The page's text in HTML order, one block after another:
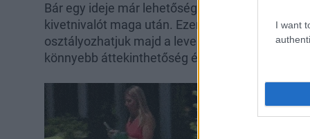
I want
Bár egy ideje már lehetőség van csevegni az
kivetnivalót maga után. Ezen próbál segíteni
osztályozhatjuk majd a leveleinket bejövő,
könnyebb áttekinthetőség érdekében.